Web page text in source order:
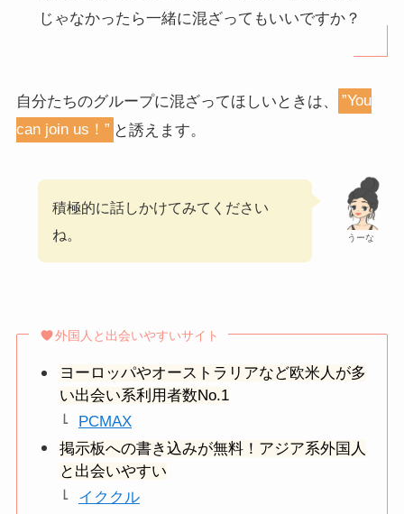
じゃなかったら一緒に混ざってもいいですか？
自分たちのグループに混ざってほしいときは、
”You
can join us！” と誘えます。
うーな
積極的に話しかけてみてください
ね。
外国人と出会いやすいサイト
ヨーロッパやオーストラリアなど欧米人が多
い出会い系利用者数No.1
PCMAX
掲示板への書き込みが無料！アジア系外国人
と出会いやすい
イククル